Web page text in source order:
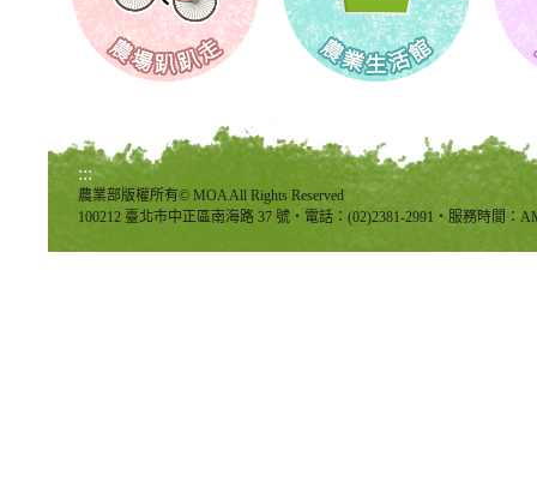
:::
農業部版權所有© MOA All Rights Reserved
100212 臺北市中正區南海路 37 號‧電話：(02)2381-2991‧服務時間：